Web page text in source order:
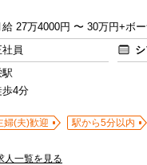
給 27万4000円 〜 30万円+ボ
社員
駅
歩4分
婦(夫)歓迎 駅から5分以内
人一覧を見る